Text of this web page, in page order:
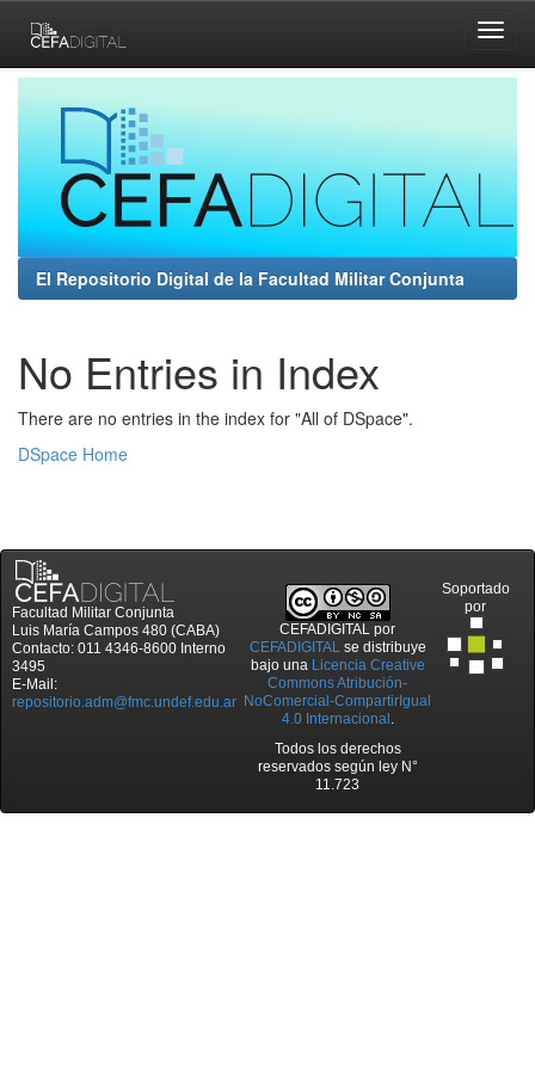
navigation
El Repositorio Digital de la Facultad Militar Conjunta
No Entries in Index
There are no entries in the index for "All of DSpace".
DSpace Home
Facultad Militar Conjunta
Luis María Campos 480 (CABA)
Contacto: 011 4346-8600 Interno
3495
E-Mail:
repositorio.adm@fmc.undef.edu.ar
CEFADIGITAL por
CEFADIGITALse distribuye
bajo una Licencia Creative
Commons Atribución-
NoComercial-CompartirIgual
4.0 Internacional .
Todos los derechos
reservados según ley N°
11.723
Soportado
por